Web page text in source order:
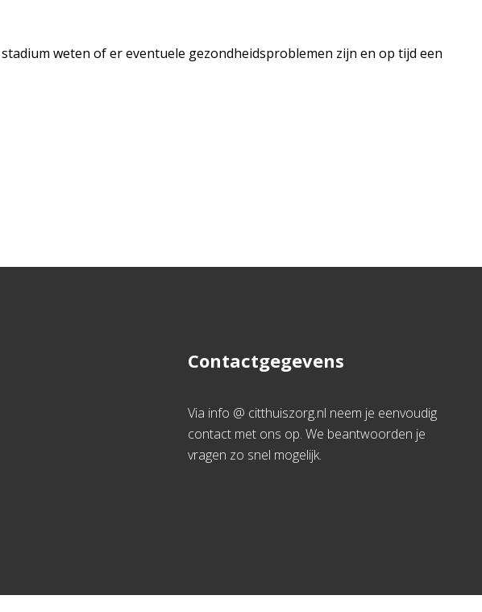
weten of er eventuele gezondheidsproblemen zijn en op tijd een
Contactgegevens
Via info @ citthuiszorg.nl neem je eenvoudig
contact met ons op. We beantwoorden je
vragen zo snel mogelijk.